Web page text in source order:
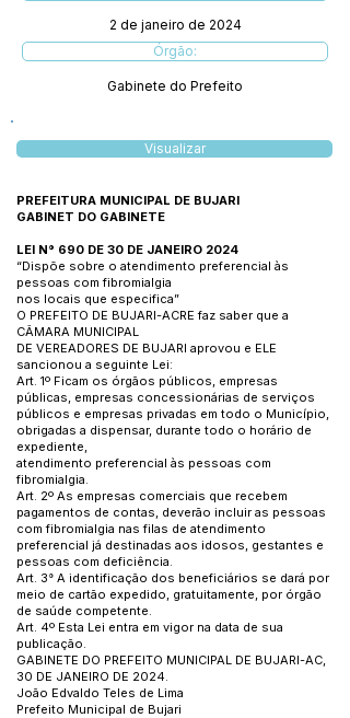
2 de janeiro de 2024
Órgão:
Gabinete do Prefeito
Visualizar
PREFEITURA MUNICIPAL DE BUJARI
GABINET DO GABINETE
LEI N° 690 DE 30 DE JANEIRO 2024
“Dispõe sobre o atendimento preferencial às
pessoas com fibromialgia
nos locais que especifica”
O PREFEITO DE BUJARI-ACRE faz saber que a
CÂMARA MUNICIPAL
DE VEREADORES DE BUJARI aprovou e ELE
sancionou a seguinte Lei:
Art. 1º Ficam os órgãos públicos, empresas
públicas, empresas concessionárias de serviços
públicos e empresas privadas em todo o Município,
obrigadas a dispensar, durante todo o horário de
expediente,
atendimento preferencial às pessoas com
fibromialgia.
Art. 2º As empresas comerciais que recebem
pagamentos de contas, deverão incluir as pessoas
com fibromialgia nas filas de atendimento
preferencial já destinadas aos idosos, gestantes e
pessoas com deficiência.
Art. 3° A identificação dos beneficiários se dará por
meio de cartão expedido, gratuitamente, por órgão
de saúde competente.
Art. 4º Esta Lei entra em vigor na data de sua
publicação.
GABINETE DO PREFEITO MUNICIPAL DE BUJARI-AC,
30 DE JANEIRO DE 2024.
João Edvaldo Teles de Lima
Prefeito Municipal de Bujari